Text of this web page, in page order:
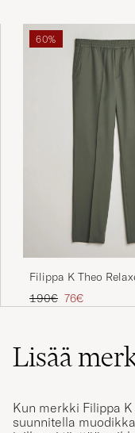
60%
Filippa K Theo
Trousers Grey Green
Tavallinen hinta
190€ Alennettu hinta
76€
Lisää
Kun merkki Filippa
suunnitella